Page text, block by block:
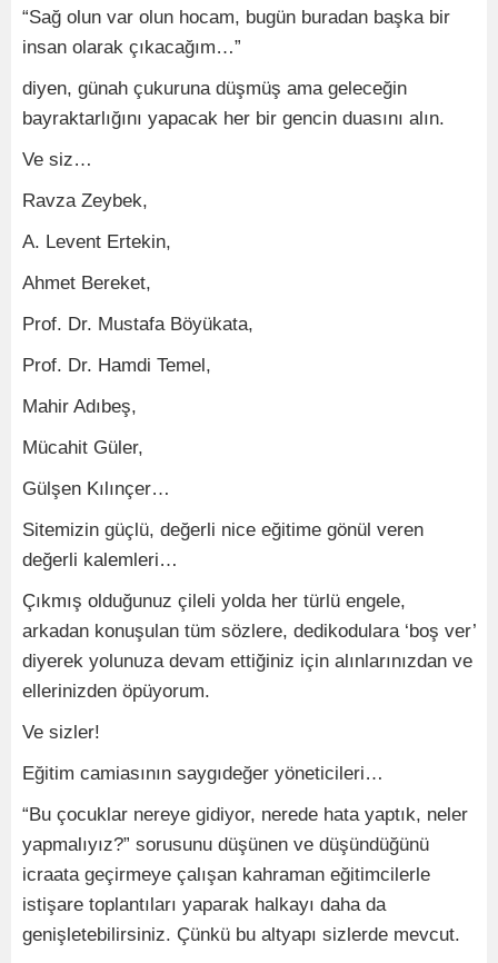
“Sağ olun var olun hocam, bugün buradan başka bir
insan olarak çıkacağım…”
diyen, günah çukuruna düşmüş ama geleceğin
bayraktarlığını yapacak her bir gencin duasını alın.
Ve siz…
Ravza Zeybek,
A. Levent Ertekin,
Ahmet Bereket,
Prof. Dr. Mustafa Böyükata,
Prof. Dr. Hamdi Temel,
Mahir Adıbeş,
Mücahit Güler,
Gülşen Kılınçer…
Sitemizin güçlü, değerli nice eğitime gönül veren
değerli kalemleri…
Çıkmış olduğunuz çileli yolda her türlü engele,
arkadan konuşulan tüm sözlere, dedikodulara ‘boş ver’
diyerek yolunuza devam ettiğiniz için alınlarınızdan ve
ellerinizden öpüyorum.
Ve sizler!
Eğitim camiasının saygıdeğer yöneticileri…
“Bu çocuklar nereye gidiyor, nerede hata yaptık, neler
yapmalıyız?” sorusunu düşünen ve düşündüğünü
icraata geçirmeye çalışan kahraman eğitimcilerle
istişare toplantıları yaparak halkayı daha da
genişletebilirsiniz. Çünkü bu altyapı sizlerde mevcut.